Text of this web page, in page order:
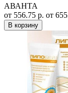
АВАНТА
от 556.75 р. от
В корзину